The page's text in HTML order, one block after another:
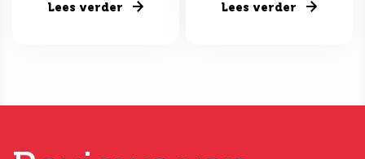
Lees verder Lees verder